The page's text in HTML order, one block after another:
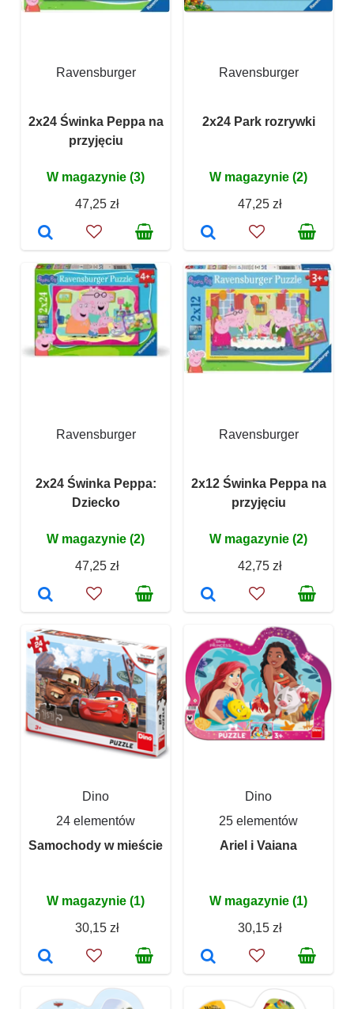
Ravensburger
2x24 Świnka Peppa na
przyjęciu
W magazynie (3)
47,25 zł
Ravensburger
2x24 Park rozrywki
W magazynie (2)
47,25 zł
Ravensburger
2x24 Świnka Peppa:
Dziecko
W magazynie (2)
47,25 zł
Ravensburger
2x12 Świnka Peppa na
przyjęciu
W magazynie (2)
42,75 zł
Dino
24 elementów
Samochody w mieście
W magazynie (1)
30,15 zł
Dino
25 elementów
Ariel i Vaiana
W magazynie (1)
30,15 zł